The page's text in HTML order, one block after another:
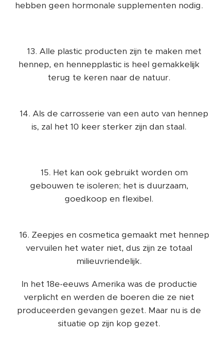
hebben geen hormonale supplementen nodig.
👉13. Alle plastic producten zijn te maken met
hennep, en hennepplastic is heel gemakkelijk
terug te keren naar de natuur.
👉14. Als de carrosserie van een auto van hennep
is, zal het 10 keer sterker zijn dan staal.
👉15. Het kan ook gebruikt worden om
gebouwen te isoleren; het is duurzaam,
goedkoop en flexibel.
👉16. Zeepjes en cosmetica gemaakt met hennep
vervuilen het water niet, dus zijn ze totaal
milieuvriendelijk.
In het 18e-eeuws Amerika was de productie
verplicht en werden de boeren die ze niet
produceerden gevangen gezet. Maar nu is de
situatie op zijn kop gezet.